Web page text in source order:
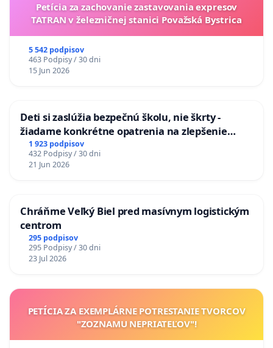
Petícia za zachovanie zastavovania expresov
TATRAN v železničnej stanici Považská Bystrica
5 542 podpisov
463 Podpisy / 30 dni
15 Jun 2026
Deti si zaslúžia bezpečnú školu, nie škrty -
žiadame konkrétne opatrenia na zlepšenie
situácie v školstve
1 923 podpisov
432 Podpisy / 30 dni
21 Jun 2026
Chráňme Veľký Biel pred masívnym logistickým
centrom
295 podpisov
295 Podpisy / 30 dni
23 Jul 2026
PETÍCIA ZA EXEMPLÁRNE POTRESTANIE TVORCOV
"ZOZNAMU NEPRIATEĽOV"!